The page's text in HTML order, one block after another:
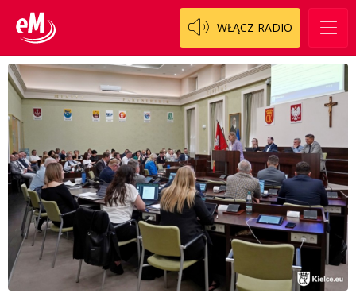
WŁĄCZ RADIO